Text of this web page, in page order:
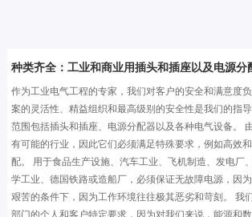
种类齐全：工业和商业用插头和插座以及电源分
作为工业电气工程的专家，我们对客户的安全和满意度
案的灵活性、精益组织和最高级别的安全性是我们的指
范围包括插头和插座、电源分配器以及各种电气设备。
有可能的行业，因此它们必须满足特殊要求，例如高效
配。 用于食品生产设施、汽车工业、飞机制造、发电厂
学工业、德国铁路或造船厂，必须保证无故障电源，因
艰苦的条件下，因为工作环境往往极其恶劣和苛刻。 我
部门的个人和客户特定要求，因为对我们来说，能源和